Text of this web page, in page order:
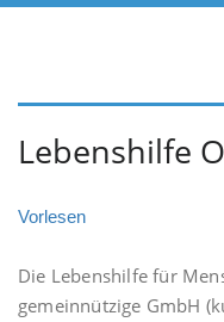
Lebenshilfe
Vorlesen
Die Lebenshilfe für
gemeinnützige GmbH